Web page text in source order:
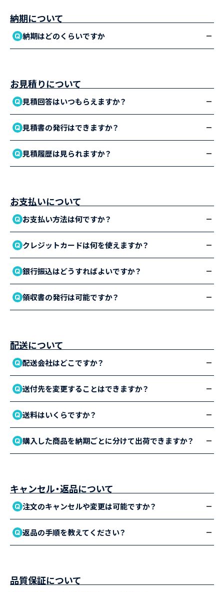
納期について
納期はどのくらいですか
お見積りについて
見積回答はいつもらえますか？
見積書の発行はできますか？
見積履歴は見られますか？
お支払いについて
お支払い方法は何ですか？
クレジットカードは何を使えますか？
銀行振込はどうすればよいですか？
領収書の発行は可能ですか？
配送について
配送会社はどこですか？
送付先を変更することはできますか？
送料はいくらですか？
購入した商品を納期ごとに分けて出荷できますか？
キャンセル・返品について
注文のキャンセルや変更は可能ですか？
返品の手順を教えてください？
品質保証について